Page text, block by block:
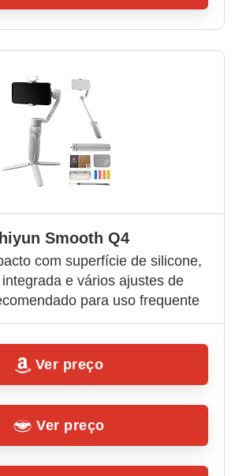
Smooth Q4
com superfície de silicone,
e vários ajustes de
para uso frequente
Ver preço
Ver preço